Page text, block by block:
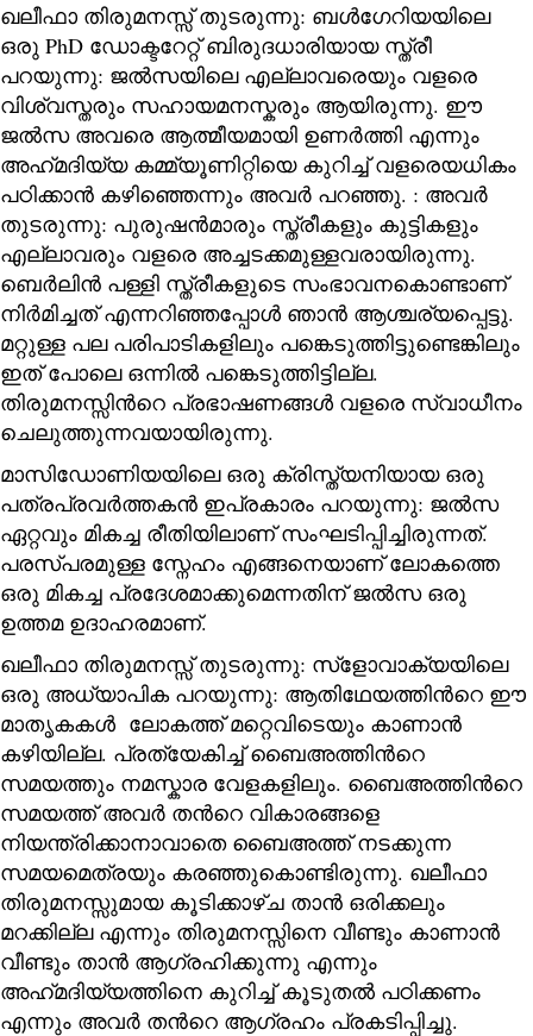
ഖലീഫാ തിരുമനസ്സ് തുടരുന്നു: ബൾഗേറിയയിലെ
ഒരു PhD ഡോക്ടറേറ്റ് ബിരുദധാരിയായ സ്ത്രീ
പറയുന്നു: ജല്‍സയിലെ എല്ലാവരെയും വളരെ
വിശ്വസ്തരും സഹായമനസ്കരും ആയിരുന്നു. ഈ
ജൽസ അവരെ ആത്മീയമായി ഉണർത്തി എന്നും
അഹ്‌മദിയ്യ കമ്മ്യൂണിറ്റിയെ കുറിച്ച് വളരെയധികം
പഠിക്കാൻ കഴിഞ്ഞെന്നും അവർ പറഞ്ഞു. : അവർ
തുടരുന്നു: പുരുഷൻമാരും സ്ത്രീകളും കുട്ടികളും
എല്ലാവരും വളരെ അച്ചടക്കമുള്ളവരായിരുന്നു.
ബെർലിൻ പള്ളി സ്ത്രീകളുടെ സംഭാവനകൊണ്ടാണ്
നിർമിച്ചത് എന്നറിഞ്ഞപ്പോൾ ഞാൻ ആശ്ചര്യപ്പെട്ടു.
മറ്റുള്ള പല പരിപാടികളിലും പങ്കെടുത്തിട്ടുണ്ടെങ്കിലും
ഇത് പോലെ ഒന്നിൽ പങ്കെടുത്തിട്ടില്ല.
തിരുമനസ്സിന്‍റെ പ്രഭാഷണങ്ങൾ വളരെ സ്വാധീനം
ചെലുത്തുന്നവയായിരുന്നു.
മാസിഡോണിയയിലെ ഒരു ക്രിസ്ത്യനിയായ ഒരു
പത്രപ്രവർത്തകൻ ഇപ്രകാരം പറയുന്നു: ജൽസ
ഏറ്റവും മികച്ച രീതിയിലാണ് സംഘടിപ്പിച്ചിരുന്നത്.
പരസ്പരമുള്ള സ്നേഹം എങ്ങനെയാണ് ലോകത്തെ
ഒരു മികച്ച പ്രദേശമാക്കുമെന്നതിന് ജൽസ ഒരു
ഉത്തമ ഉദാഹരമാണ്.
ഖലീഫാ തിരുമനസ്സ് തുടരുന്നു: സ്‌ളോവാക്യയിലെ
ഒരു അധ്യാപിക പറയുന്നു: ആതിഥേയത്തിന്‍റെ ഈ
മാതൃകകൾ ലോകത്ത് മറ്റെവിടെയും കാണാൻ
കഴിയില്ല. പ്രത്യേകിച്ച് ബൈഅത്തിന്‍റെ
സമയത്തും നമസ്കാര വേളകളിലും. ബൈഅത്തിന്‍റെ
സമയത്ത് അവർ തന്‍റെ വികാരങ്ങളെ
നിയന്ത്രിക്കാനാവാതെ ബൈഅത്ത് നടക്കുന്ന
സമയമെത്രയും കരഞ്ഞുകൊണ്ടിരുന്നു. ഖലീഫാ
തിരുമനസ്സുമായ കൂടിക്കാഴ്ച താൻ ഒരിക്കലും
മറക്കില്ല എന്നും തിരുമനസ്സിനെ വീണ്ടും കാണാൻ
വീണ്ടും താൻ ആഗ്രഹിക്കുന്നു എന്നും
അഹ്‌മദിയ്യത്തിനെ കുറിച്ച് കൂടുതൽ പഠിക്കണം
എന്നും അവർ തന്‍റെ ആഗ്രഹം പ്രകടിപ്പിച്ചു.